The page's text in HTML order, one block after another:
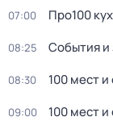
07:00 Про100
08:25 События и
08:30 100 мест и
09:00 100 мест и